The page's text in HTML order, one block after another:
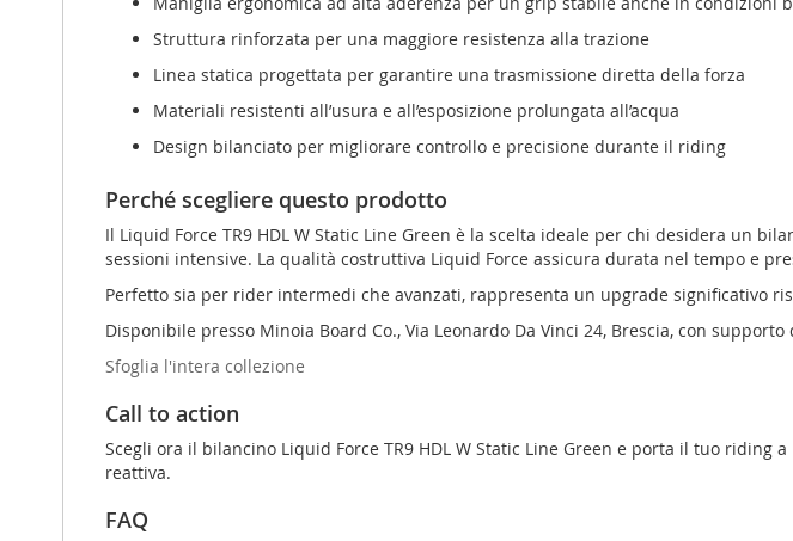
Struttura rinforzata per una maggiore resistenza alla trazione
Linea statica progettata per garantire una trasmissione diretta della forza
Materiali resistenti all’usura e all’esposizione prolungata all’acqua
Design bilanciato per migliorare controllo e precisione durante il riding
Perché scegliere questo prodotto
Il Liquid Force TR9 HDL W Static Line Green è la scelta ideale per chi desidera un
sessioni intensive. La qualità costruttiva Liquid Force assicura durata nel tempo e
Perfetto sia per rider intermedi che avanzati, rappresenta un upgrade significativo
Disponibile presso Minoia Board Co., Via Leonardo Da Vinci 24, Brescia, con
Sfoglia l'intera collezione
Call to action
Scegli ora il bilancino Liquid Force TR9 HDL W Static Line Green e porta il tuo
reattiva.
FAQ